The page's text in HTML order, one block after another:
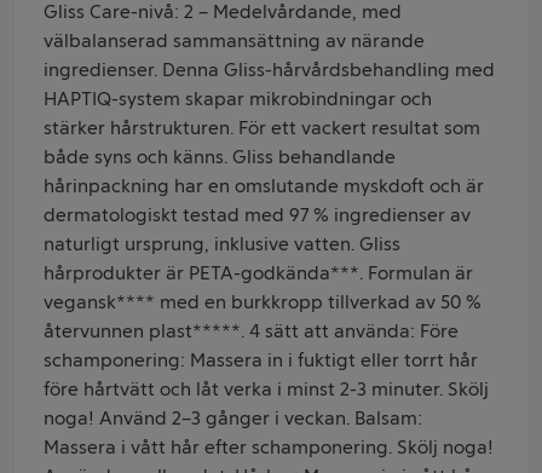
Gliss Care-nivå: 2 – Medelvårdande, med
välbalanserad sammansättning av närande
ingredienser. Denna Gliss-hårvårdsbehandling med
HAPTIQ-system skapar mikrobindningar och
stärker hårstrukturen. För ett vackert resultat som
både syns och känns. Gliss behandlande
hårinpackning har en omslutande myskdoft och är
dermatologiskt testad med 97 % ingredienser av
naturligt ursprung, inklusive vatten. Gliss
hårprodukter är PETA-godkända***. Formulan är
vegansk**** med en burkkropp tillverkad av 50 %
återvunnen plast*****. 4 sätt att använda: Före
schamponering: Massera in i fuktigt eller torrt hår
före hårtvätt och låt verka i minst 2-3 minuter. Skölj
noga! Använd 2–3 gånger i veckan. Balsam:
Massera i vått hår efter schamponering. Skölj noga!